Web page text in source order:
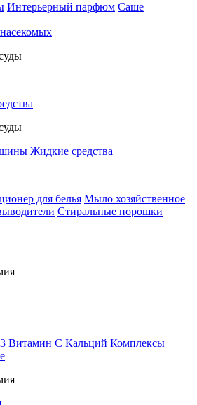
Интерьерный парфюм Саше
Жидкие средства
для белья Мыло хозяйственное
Стиральные порошки
Витамин С Кальций Комплексы